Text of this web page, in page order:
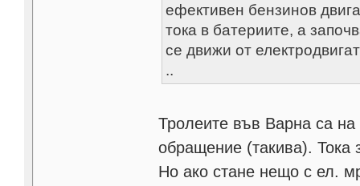
ефективен бензинов
тока в батериите, а
се движи от
..
Тролеите във Варна са на
обращение (такива). Тока
Но ако стане нещо с ел.